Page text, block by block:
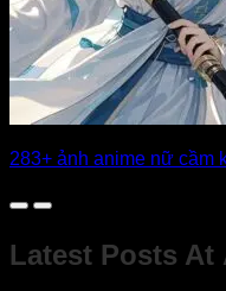
283+ ảnh anime nữ cầm
Latest Posts At